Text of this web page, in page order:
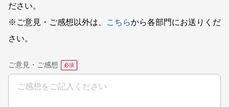
ださい。
※ご意見・ご感想以外は、
こちらから各部門にお送りくだ
さい。
ご意見・ご感想